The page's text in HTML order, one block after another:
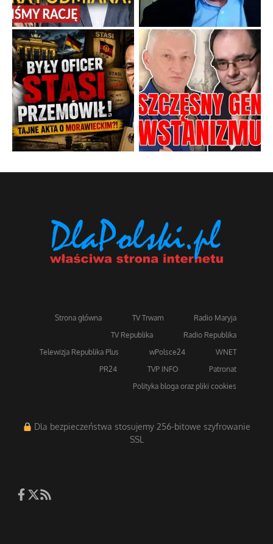
Strona główna TV Trwam
Radio Maryja
TV Republika
Radio Republika
Telewizja Republika Plus
wPolsce24
WNET
PR24
TVP INFO
Patronat
Polityka bloga oraz pliki cookies
Dla bezpieczeństwa stosujemy 256-bitowe szyfrowanie
SSL